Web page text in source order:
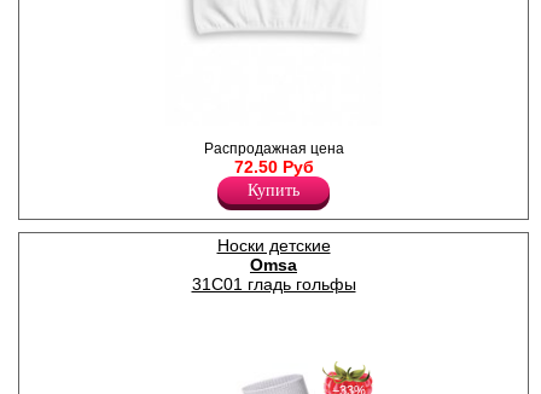
Классический топ-майка для
девочек.
Хлопок 100%
Распродажная цена
72.50 Руб
Купить
Носки детские
Omsa
31C01 гладь гольфы
−33%